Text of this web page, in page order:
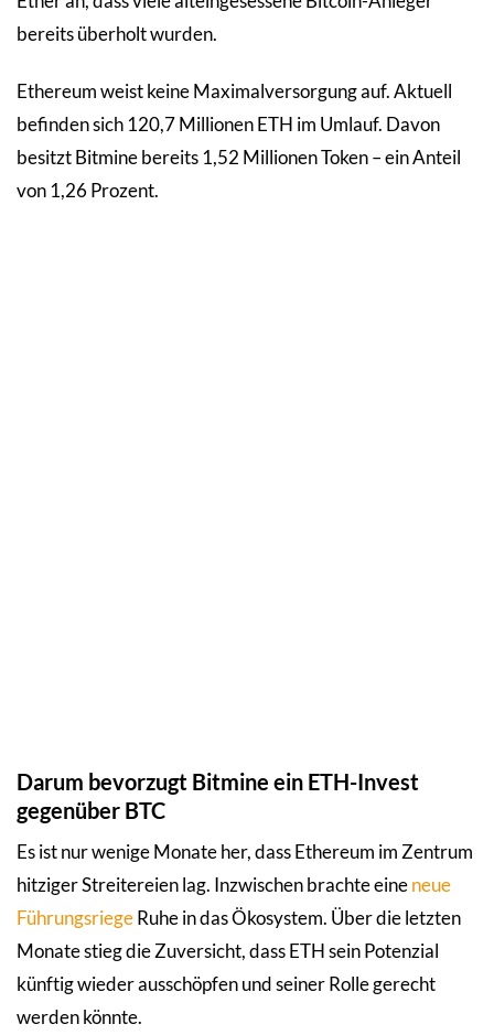
bereits überholt wurden.
Ethereum weist keine Maximalversorgung auf. Aktuell
befinden sich 120,7 Millionen ETH im Umlauf. Davon
besitzt Bitmine bereits 1,52 Millionen Token – ein Anteil
von 1,26 Prozent.
Darum bevorzugt Bitmine ein ETH-Invest
gegenüber BTC
Es ist nur wenige Monate her, dass Ethereum im Zentrum
hitziger Streitereien lag. Inzwischen brachte eineneue
FührungsriegeRuhe in das Ökosystem. Über die letzten
Monate stieg die Zuversicht, dass ETH sein Potenzial
künftig wieder ausschöpfen und seiner Rolle gerecht
werden könnte.